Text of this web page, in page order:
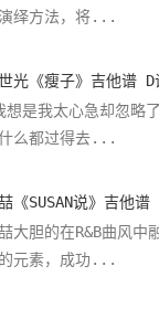
绎方法，将...
光《瘦子》吉他谱 D
想是我太心急却忽略
么都过得去...
《SUSAN说》吉他
大胆的在R&B曲风中
元素，成功...